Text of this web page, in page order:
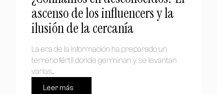
ascenso de los influencers y la
ilusión de la cercanía
La era de la información ha preparado un
terreno fértil donde germinan y se levantan
varias...
Leer más